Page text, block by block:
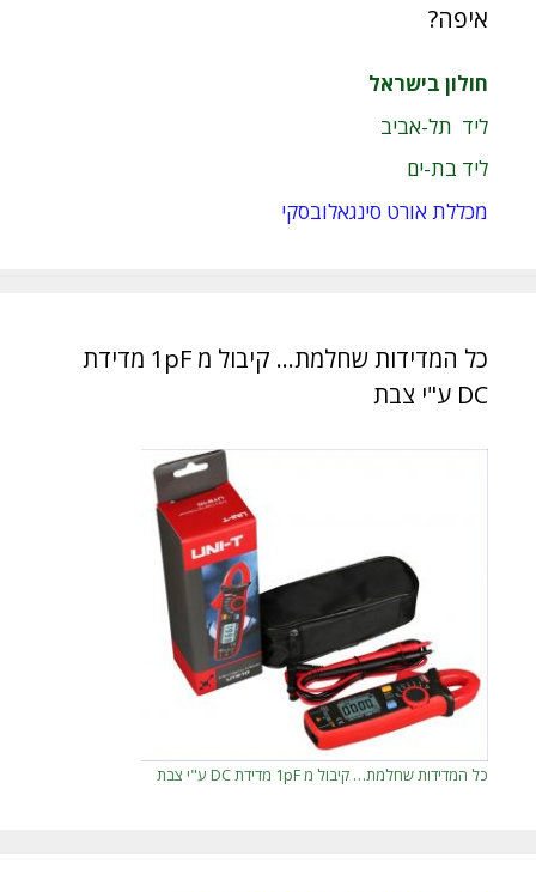
איפה?
חולון בישראל
ליד תל-אביב
ליד בת-ים
מכללת אורט סינגאלובסקי
כל המדידות שחלמת… קיבול מ 1pF מדידת
DC ע"י צבת
כל המדידות שחלמת… קיבול מ 1pF מדידת DC ע"י צבת